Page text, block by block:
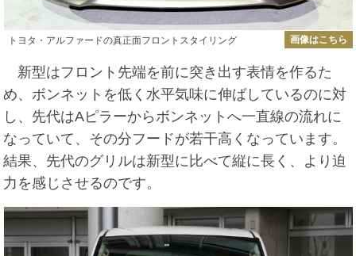
トヨタ・アルファードの真正面フロントスタイリング 画像はこちら
新型はフロント先端を前に突き出す表情を作るた
め、ボンネットを低く水平気味に伸ばしているのに対
し、先代はAピラーからボンネットへ一直線の流れに
なっていて、その分フードが若干高くなっています。
結果、先代のグリルは新型に比べて縦に長く、より迫
力を感じさせるのです。